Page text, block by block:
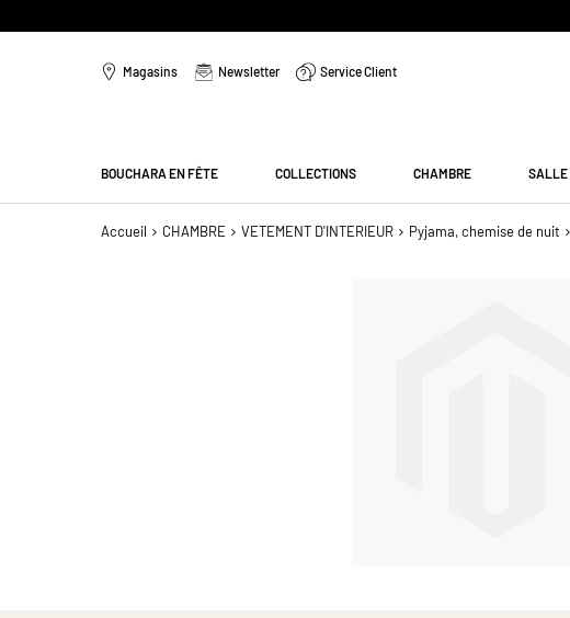
Magasins Newsletter Service Client
BOUCHARA EN FÊTE COLLECTIONS CHAMBRE SALLE
Accueil CHAMBRE VETEMENT D'INTERIEUR Pyjama, chemise de nuit